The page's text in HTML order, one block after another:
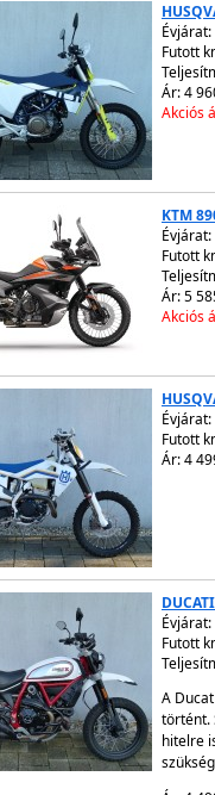
Évjárat:
Futott
Ár: 4
Akciós
KTM
Évjárat:
Futott
Ár: 5
Akciós
Évjárat:
Futott
Ár: 4
Évjárat:
Futott
A
történt.
hitelre